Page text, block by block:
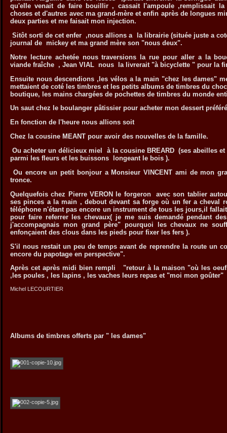
qu'elle venait de faire bouillir , cassait l'ampoule ,remplissait
choses et d'autres avec ma grand-mère et enfin après de longues
deux parties et me faisait mon injection.
Sitôt sorti de cet enfer ,nous allions a la librairie (située juste a
journal de mickey et ma grand mère son "nous deux".
Notre lecture achetée nous traversions la rue pour aller a la
viande fraîche , Jean VIAL nous la livrerait "à bicyclette " pour la
Ensuite nous descendions ,les vélos a la main "chez les dames"
mettaient de coté les timbres et les petits albums de timbres du
boutique, les mains chargées de pochettes de timbres du monde
Un saut chez le boulanger pâtissier pour acheter mon dessert
En fonction de l'heure nous allions soit
Chez la cousine MEANT pour avoir des nouvelles de la famille.
Ou acheter un délicieux miel à la cousine BREARD (ses abeilles
parmi les fleurs et les buissons longeant le bois ).
Ou encore un petit bonjour a Monsieur VINCENT ami de mon
tronce.
Quelquefois chez Pierre VERON le forgeron avec son tablier
ses pinces a la main , debout devant sa forge où un fer a
téléphone n'étant pas encore un instrument de tous les jours,il
pour faire referrer les chevaux( je me suis demandé pendant
j'accompagnais mon grand père" pourquoi les chevaux ne
enfonçaient des clous dans les pieds pour fixer les fers ).
S'il nous restait un peu de temps avant de reprendre la route un
encore du papotage en perspective".
Après cet après midi bien rempli "retour à la maison "où les
,les poules , les lapins , les vaches leurs repas et "moi mon goûter"
Michel LECOURTIER
Albums de timbres offerts par " les dames"